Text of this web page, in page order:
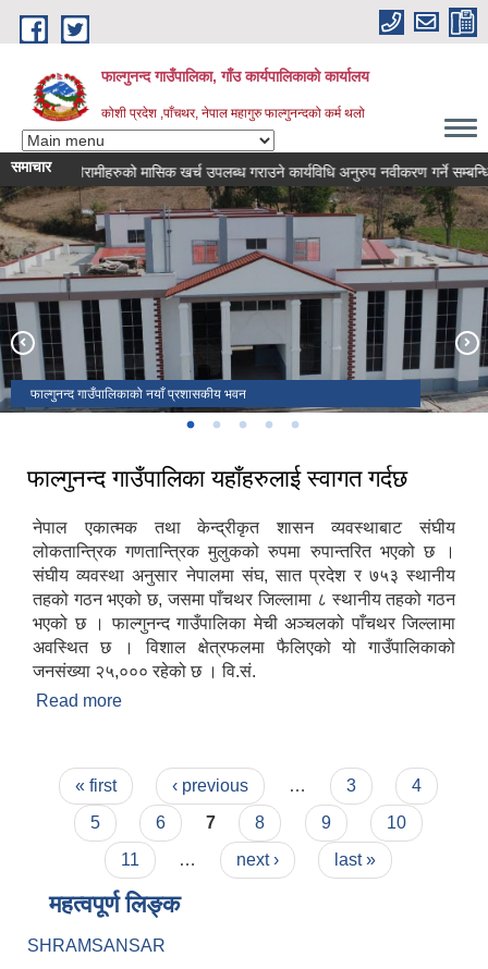
Skip to main content
फाल्गुनन्द गाउँपालिका, गाँउ कार्यपालिकाको कार्यालय
कोशी प्रदेश ,पाँचथर, नेपाल महागुरु फाल्गुनन्दको कर्म थलो
समाचार
रोगका विरामीहरुको मासिक खर्च उपलब्ध गराउने कार्यविधि अनुरुप नवीकरण गर्ने सम्बन्धि
फाल्गुनन्द गाउँपालिकाको नयाँ प्रशासकीय भवन
घुर्बिसे पंचमी बजार
राँके बजार
गाउँपालिकाको १९ औं अधिवेशनमा उपस्थित जनप्रतिनिधिज्युहरु
गाउँपालिकाको १९ औं अधिवेशनमा उपस्थित कर्हमचारीरु
फाल्गुनन्द गाउँपालिका यहाँहरुलाई स्वागत गर्दछ
नेपाल एकात्मक तथा केन्द्रीकृत शासन व्यवस्थाबाट संघीय
लोकतान्त्रिक गणतान्त्रिक मुलुकको रुपमा रुपान्तरित भएको छ ।
संघीय व्यवस्था अनुसार नेपालमा संघ, सात प्रदेश र ७५३ स्थानीय
तहको गठन भएको छ, जसमा पाँचथर जिल्लामा ८ स्थानीय तहको गठन
भएको छ । फाल्गुनन्द गाउँपालिका मेची अञ्चलको पाँचथर जिल्लामा
अवस्थित छ । विशाल क्षेत्रफलमा फैलिएको यो गाउँपालिकाको
जनसंख्या २५,००० रहेको छ । वि.सं.
Read more
Pages
« first ‹ previous … 3
4
5
6 7 8 9
10
11
… next › last »
महत्वपूर्ण लिङ्क
SHRAMSANSAR